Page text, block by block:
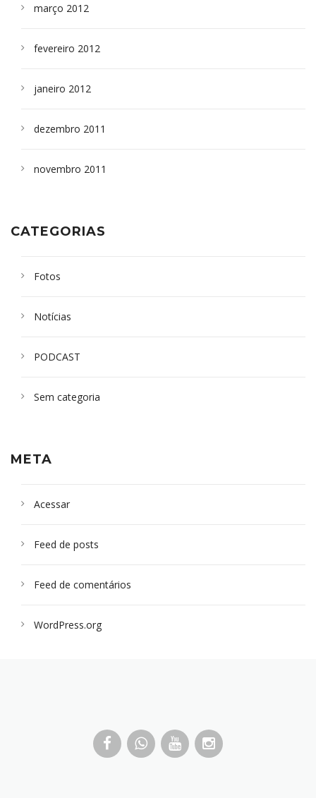
março 2012
fevereiro 2012
janeiro 2012
dezembro 2011
novembro 2011
CATEGORIAS
Fotos
Notícias
PODCAST
Sem categoria
META
Acessar
Feed de posts
Feed de comentários
WordPress.org